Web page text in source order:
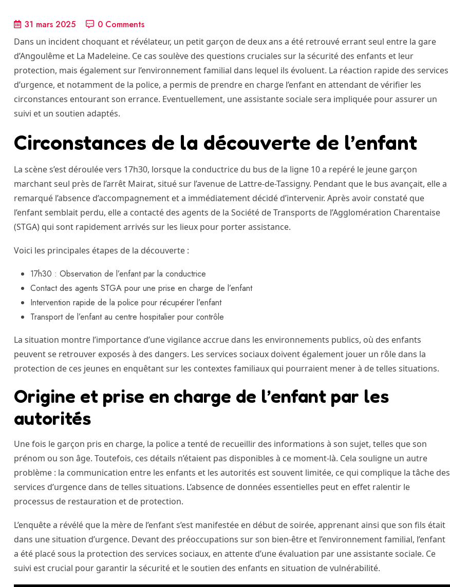
31 mars 2025 0 Comments
Dans un incident choquant et révélateur, un petit garçon de deux ans a été retrouvé errant seul entre la gare
d’Angoulême et La Madeleine. Ce cas soulève des questions cruciales sur la sécurité des enfants et leur
protection, mais également sur l’environnement familial dans lequel ils évoluent. La réaction rapide des services
d’urgence, et notamment de la police, a permis de prendre en charge l’enfant en attendant de vérifier les
circonstances entourant son errance. Eventuellement, une assistante sociale sera impliquée pour assurer un
suivi et un soutien adaptés.
Circonstances de la découverte de l’enfant
La scène s’est déroulée vers 17h30, lorsque la conductrice du bus de la ligne 10 a repéré le jeune garçon
marchant seul près de l’arrêt Mairat, situé sur l’avenue de Lattre-de-Tassigny. Pendant que le bus avançait, elle a
remarqué l’absence d’accompagnement et a immédiatement décidé d’intervenir. Après avoir constaté que
l’enfant semblait perdu, elle a contacté des agents de la Société de Transports de l’Agglomération Charentaise
(STGA) qui sont rapidement arrivés sur les lieux pour porter assistance.
Voici les principales étapes de la découverte :
17h30 : Observation de l’enfant par la conductrice
Contact des agents STGA pour une prise en charge de l’enfant
Intervention rapide de la police pour récupérer l’enfant
Transport de l’enfant au centre hospitalier pour contrôle
La situation montre l’importance d’une vigilance accrue dans les environnements publics, où des enfants
peuvent se retrouver exposés à des dangers. Les services sociaux doivent également jouer un rôle dans la
protection de ces jeunes en enquêtant sur les contextes familiaux qui pourraient mener à de telles situations.
Origine et prise en charge de l’enfant par les
autorités
Une fois le garçon pris en charge, la police a tenté de recueillir des informations à son sujet, telles que son
prénom ou son âge. Toutefois, ces détails n’étaient pas disponibles à ce moment-là. Cela souligne un autre
problème : la communication entre les enfants et les autorités est souvent limitée, ce qui complique la tâche des
services d’urgence dans de telles situations. L’absence de données essentielles peut en effet ralentir le
processus de restauration et de protection.
L’enquête a révélé que la mère de l’enfant s’est manifestée en début de soirée, apprenant ainsi que son fils était
dans une situation d’urgence. Devant des préoccupations sur son bien-être et l’environnement familial, l’enfant
a été placé sous la protection des services sociaux, en attente d’une évaluation par une assistante sociale. Ce
suivi est crucial pour garantir la sécurité et le soutien des enfants en situation de vulnérabilité.